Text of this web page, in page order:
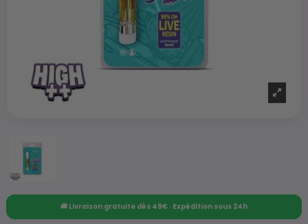
🚚 Livraison gratuite dès 49€ · Expédition sous 24h